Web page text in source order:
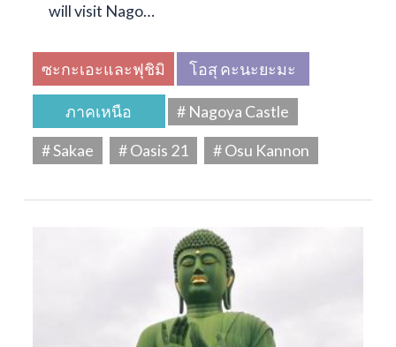
will visit Nago…
ซะกะเอะและฟุชิมิ โอสุ คะนะยะมะ
ภาคเหนือ
# Nagoya Castle
# Sakae
# Oasis 21 # Osu Kannon